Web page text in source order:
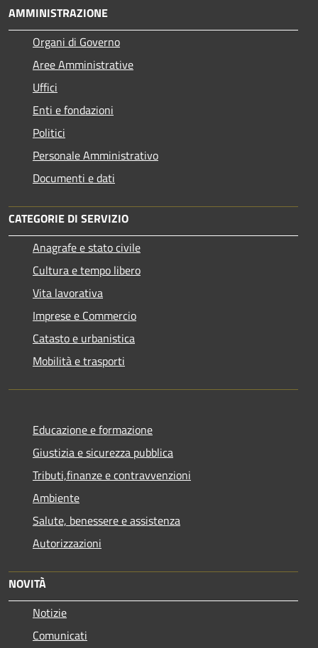
AMMINISTRAZIONE
Organi di Governo
Aree Amministrative
Uffici
Enti e fondazioni
Politici
Personale Amministrativo
Documenti e dati
CATEGORIE DI SERVIZIO
Anagrafe e stato civile
Cultura e tempo libero
Vita lavorativa
Imprese e Commercio
Catasto e urbanistica
Mobilità e trasporti
Educazione e formazione
Giustizia e sicurezza pubblica
Tributi,finanze e contravvenzioni
Ambiente
Salute, benessere e assistenza
Autorizzazioni
NOVITÀ
Notizie
Comunicati